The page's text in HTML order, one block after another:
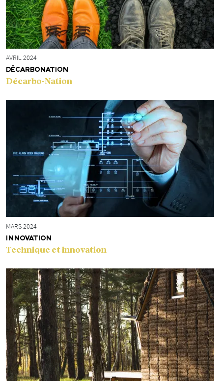
AVRIL 2024
DÉCARBONATION
Décarbo-Nation
MARS 2024
INNOVATION
Technique et innovation